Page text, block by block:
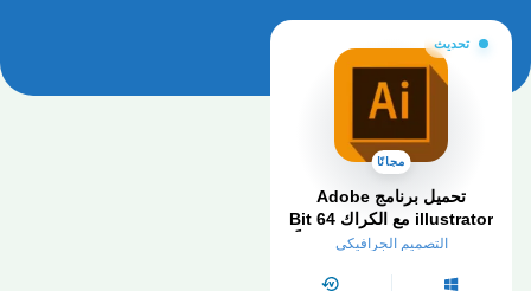
تحديث
مجانًا
تحميل برنامج Adobe
illustrator مع الكراك 64 Bit
اليستريتور 2024 كامل مجاناًالتصميم الجرافيكي